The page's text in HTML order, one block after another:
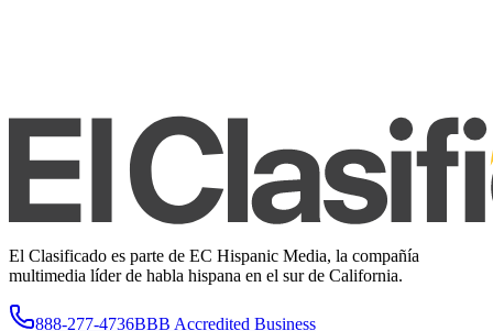
El Clasificado es parte de EC Hispanic Media, la compañía
multimedia líder de habla hispana en el sur de California.
888-277-4736BBB Accredited Business